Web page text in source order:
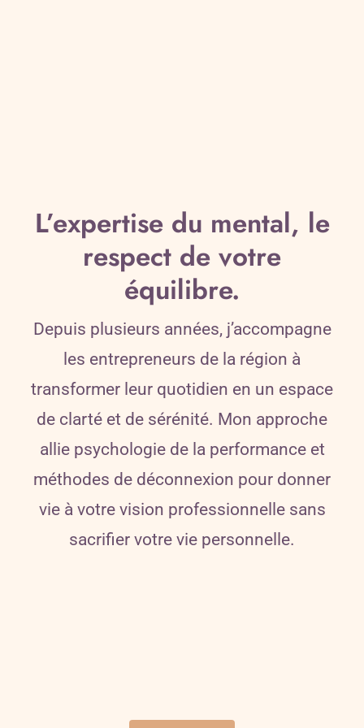
L’expertise du mental, le
respect de votre
équilibre.
Depuis plusieurs années, j’accompagne
les entrepreneurs de la région à
transformer leur quotidien en un espace
de clarté et de sérénité. Mon approche
allie psychologie de la performance et
méthodes de déconnexion pour donner
vie à votre vision professionnelle sans
sacrifier votre vie personnelle.